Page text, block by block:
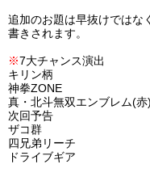
追加のお題は早抜けではな
書きされます。
※7大チャンス演出
キリン柄
神拳ZONE
真・北斗無双エンブレム(赤)
次回予告
ザコ群
四兄弟リーチ
ドライブギア